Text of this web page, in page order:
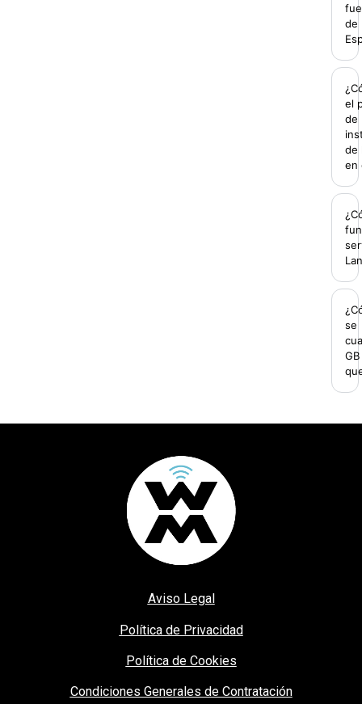
de
el
de
de
en
se
Aviso Legal
Política de Privacidad
Política de Cookies
Condiciones Generales de Contratación